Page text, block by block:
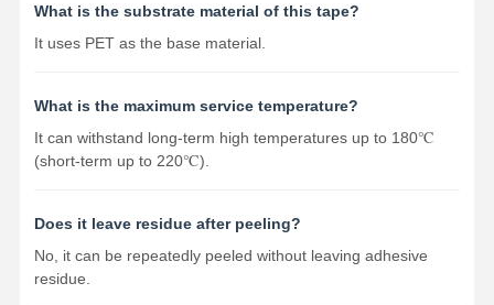
What is the substrate material of this tape?
It uses PET as the base material.
What is the maximum service temperature?
It can withstand long-term high temperatures up to 180℃
(short-term up to 220℃).
Does it leave residue after peeling?
No, it can be repeatedly peeled without leaving adhesive
residue.